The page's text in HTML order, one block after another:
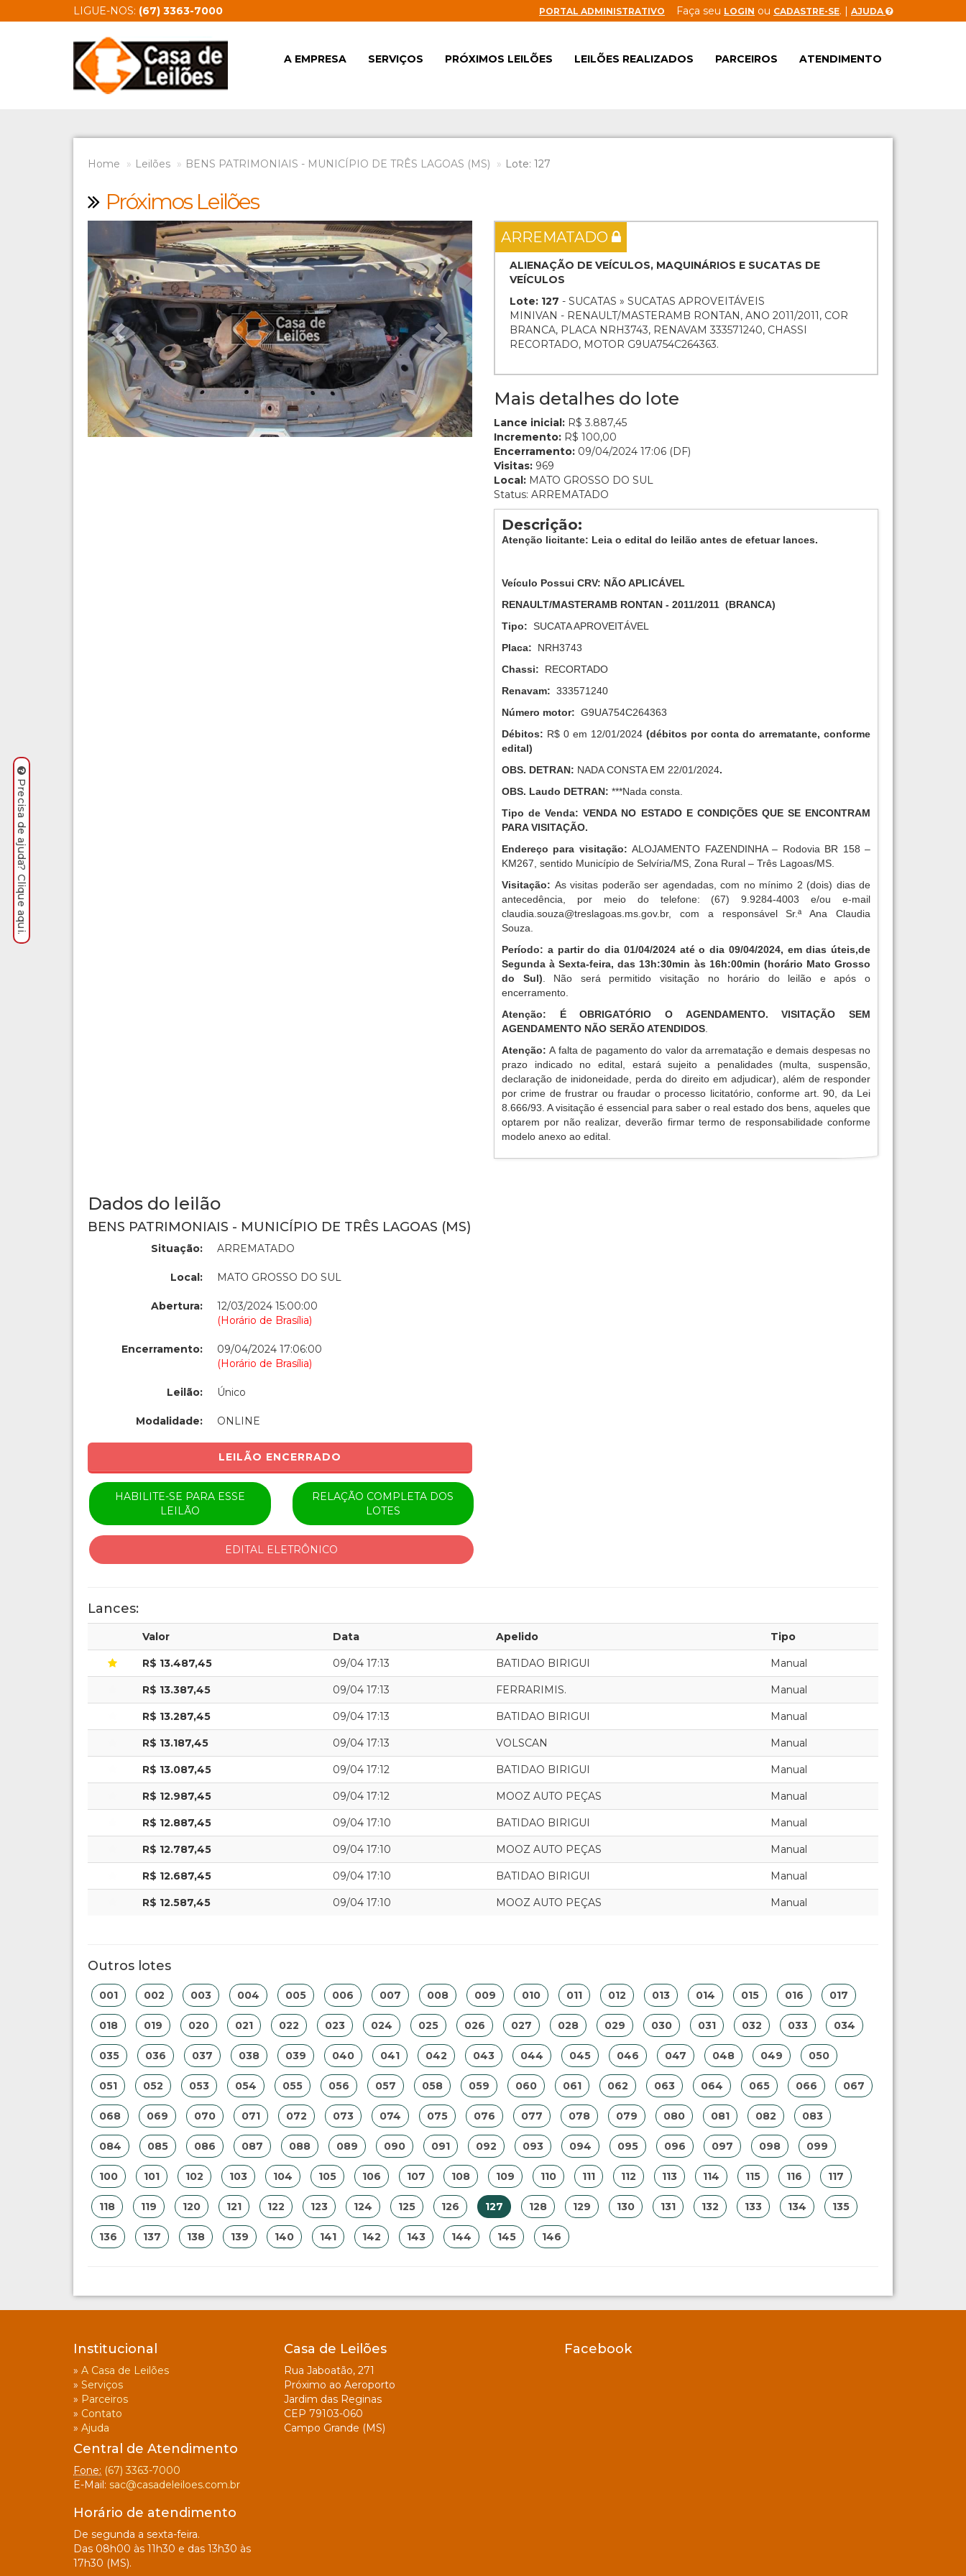
LIGUE-NOS: (67) 3363-7000 PORTAL ADMINISTRATIVO Faça seu LOGIN ou CADASTRE-SE. | AJUDA
A EMPRESA SERVIÇOS PRÓXIMOS LEILÕES LEILÕES REALIZADOS PARCEIROS ATENDIMENTO
Home Leilões BENS PATRIMONIAIS - MUNICÍPIO DE TRÊS LAGOAS (MS) Lote: 127
Próximos Leilões
Previous Next ARREMATADO
ALIENAÇÃO DE VEÍCULOS, MAQUINÁRIOS E SUCATAS DE
VEÍCULOS
Lote: 127 - SUCATAS » SUCATAS APROVEITÁVEIS
MINIVAN - RENAULT/MASTERAMB RONTAN, ANO 2011/2011, COR
BRANCA, PLACA NRH3743, RENAVAM 333571240, CHASSI
RECORTADO, MOTOR G9UA754C264363.
Mais detalhes do lote
Lance inicial: R$ 3.887,45
Incremento: R$ 100,00
Encerramento: 09/04/2024 17:06 (DF)
Visitas: 969
Local: MATO GROSSO DO SUL
Status: ARREMATADO
Descrição:
Atenção licitante: Leia o edital do leilão antes de efetuar lances.
Veículo Possui CRV: NÃO APLICÁVEL
RENAULT/MASTERAMB RONTAN - 2011/2011 (BRANCA)
Tipo: SUCATA APROVEITÁVEL
Placa: NRH3743
Chassi: RECORTADO
Renavam: 333571240
Número motor: G9UA754C264363
Débitos: R$ 0 em 12/01/2024 (débitos por conta do arrematante, conforme
edital)
OBS. DETRAN: NADA CONSTA EM 22/01/2024.
OBS. Laudo DETRAN: ***Nada consta.
Tipo de Venda: VENDA NO ESTADO E CONDIÇÕES QUE SE ENCONTRAM
PARA VISITAÇÃO.
Endereço para visitação:ALOJAMENTO FAZENDINHA – Rodovia BR 158 –
KM267, sentido Município de Selvíria/MS, Zona Rural – Três Lagoas/MS.
Visitação: As visitas poderão ser agendadas, com no mínimo 2 (dois) dias de
antecedência, por meio do telefone: (67) 9.9284-4003 e/ou e-mail
claudia.souza@treslagoas.ms.gov.br, com a responsável Sr.ª Ana Claudia
Souza.
Período: a partir do dia 01/04/2024 até o dia 09/04/2024, em dias úteis,de
Segunda à Sexta-feira, das 13h:30min às 16h:00min (horário Mato Grosso
do Sul) . Não será permitido visitação no horário do leilão e após o
encerramento.
Atenção: É OBRIGATÓRIO O AGENDAMENTO. VISITAÇÃO SEM
AGENDAMENTO NÃO SERÃO ATENDIDOS
Atenção:A falta de pagamento do valor da arrematação e demais despesas no
prazo indicado no edital, estará sujeito a penalidades (multa, suspensão,
declaração de inidoneidade, perda do direito em adjudicar), além de responder
por crime de frustrar ou fraudar o processo licitatório, conforme art. 90, da Lei
8.666/93. A visitação é essencial para saber o real estado dos bens, aqueles que
optarem por não realizar, deverão firmar termo de responsabilidade conforme
modelo anexo ao edital.
Dados do leilão
BENS PATRIMONIAIS - MUNICÍPIO DE TRÊS LAGOAS (MS)
Situação: ARREMATADO
Local: MATO GROSSO DO SUL
Abertura:
12/03/2024 15:00:00
(Horário de Brasília)
Encerramento:
09/04/2024 17:06:00
(Horário de Brasília)
Leilão: Único
Modalidade: ONLINE
LEILÃO ENCERRADO
HABILITE-SE PARA ESSE
LEILÃO
RELAÇÃO COMPLETA DOS
LOTES
EDITAL ELETRÔNICO
Lances:
Valor Data Apelido Tipo
R$ 13.487,45 09/04 17:13 BATIDAO BIRIGUI Manual
R$ 13.387,45 09/04 17:13 FERRARIMIS. Manual
R$ 13.287,45 09/04 17:13 BATIDAO BIRIGUI Manual
R$ 13.187,45 09/04 17:13 VOLSCAN Manual
R$ 13.087,45 09/04 17:12 BATIDAO BIRIGUI Manual
R$ 12.987,45 09/04 17:12 MOOZ AUTO PEÇAS Manual
R$ 12.887,45 09/04 17:10 BATIDAO BIRIGUI Manual
R$ 12.787,45 09/04 17:10 MOOZ AUTO PEÇAS Manual
R$ 12.687,45 09/04 17:10 BATIDAO BIRIGUI Manual
R$ 12.587,45 09/04 17:10 MOOZ AUTO PEÇAS Manual
Outros lotes
001 002 003 004 005 006 007 008 009 010 011 012 013 014 015 016 017
018 019 020 021 022 023 024 025 026 027 028 029 030 031 032 033 034
035 036 037 038 039 040 041 042 043 044 045 046 047 048 049 050
051 052 053 054 055 056 057 058 059 060 061 062 063 064 065 066 067
068 069 070 071 072 073 074 075 076 077 078 079 080 081 082 083
084 085 086 087 088 089 090 091 092 093 094 095 096 097 098 099
100 101 102 103 104 105 106 107 108 109 110 111 112 113 114 115 116 117
118 119 120 121 122 123 124 125 126 127 128 129 130 131 132 133 134 135
136 137 138 139 140 141 142 143 144 145 146
Institucional
» A Casa de Leilões
» Serviços
» Parceiros
» Contato
» Ajuda
Central de Atendimento
Fone: (67) 3363-7000
E-Mail: sac@casadeleiloes.com.br
Horário de atendimento
De segunda a sexta-feira.
Das 08h00 às 11h30 e das 13h30 às
17h30 (MS).
Casa de Leilões
Rua Jaboatão, 271
Próximo ao Aeroporto
Jardim das Reginas
CEP 79103-060
Campo Grande (MS)
Facebook
Precisa de ajuda? Clique aqui.